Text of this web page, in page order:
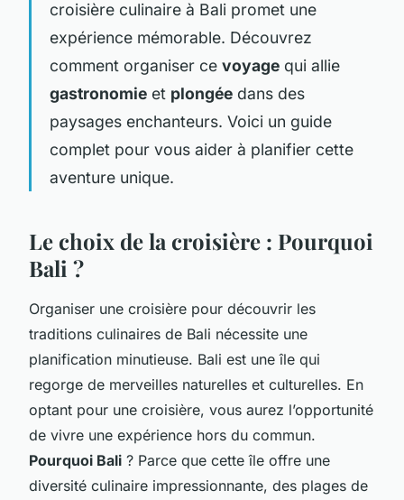
croisière culinaire à Bali promet une
expérience mémorable. Découvrez
comment organiser ce voyage qui allie
gastronomie et plongée dans des
paysages enchanteurs. Voici un guide
complet pour vous aider à planifier cette
aventure unique.
Le choix de la croisière : Pourquoi
Bali ?
Organiser une croisière pour découvrir les
traditions culinaires de Bali nécessite une
planification minutieuse. Bali est une île qui
regorge de merveilles naturelles et culturelles. En
optant pour une croisière, vous aurez l’opportunité
de vivre une expérience hors du commun.
Pourquoi Bali ? Parce que cette île offre une
diversité culinaire impressionnante, des plages de